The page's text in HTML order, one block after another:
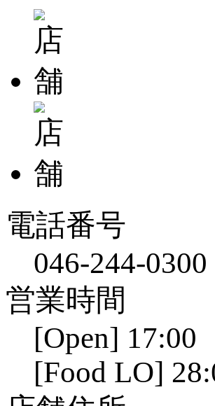
電話番号
046-244-0300
営業時間
[Open]
[Food LO]